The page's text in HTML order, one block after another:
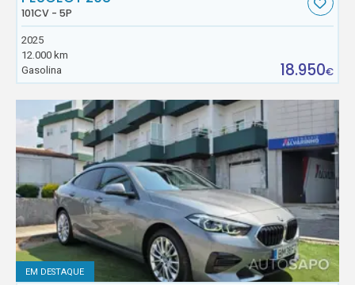
101CV - 5P
2025
12.000 km
Gasolina
18.950€
EM DESTAQUE